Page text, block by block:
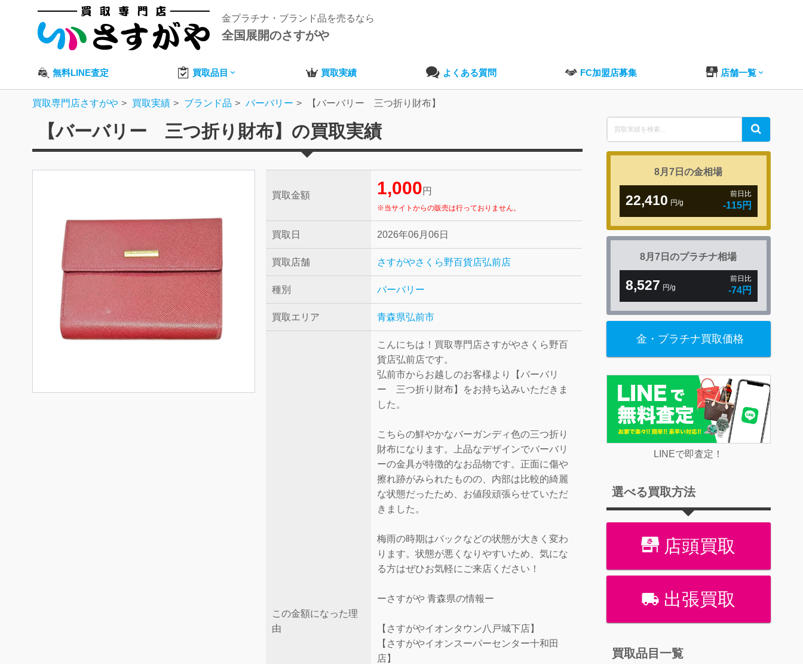
金プラチナ・ブランド品を売るなら
全国展開のさすがや
無料LINE査定 買取品目 買取実績 よくある質問 FC加盟店募集 店舗一覧
買取専門店さすがや 買取実績 ブランド品 バーバリー 【バーバリー 三つ折り財布】
【バーバリー 三つ折り財布】の買取実績
買取金額 1,000 円
※当サイトからの販売は行っておりません。
買取日 2026年06月06日
買取店舗 さすがやさくら野百貨店弘前店
種別 バーバリー
買取エリア 青森県弘前市
この金額になった理
由
こんにちは！買取専門店さすがやさくら野百
貨店弘前店です。
弘前市からお越しのお客様より【バーバリ
ー 三つ折り財布】をお持ち込みいただきま
した。
こちらの鮮やかなバーガンディ色の三つ折り
財布になります。上品なデザインでバーバリ
ーの金具が特徴的なお品物です。正面に傷や
擦れ跡がみられたものの、内部は比較的綺麗
な状態だったため、お値段頑張らせていただ
きました。
梅雨の時期はバックなどの状態が大きく変わ
ります。状態が悪くなりやすいため、気にな
る方はぜひお気軽にご来店ください！
ーさすがや 青森県の情報ー
【さすがやイオンタウン八戸城下店】
【さすがやイオンスーパーセンター十和田
店】
Search
for:
Search
8月7日の金相場
22,410 円/g
前日比
-115円
8月7日のプラチナ相場
8,527 円/g
前日比
-74円
金・プラチナ買取価格
LINEで即査定！
選べる買取方法
店頭買取
出張買取
買取品目一覧